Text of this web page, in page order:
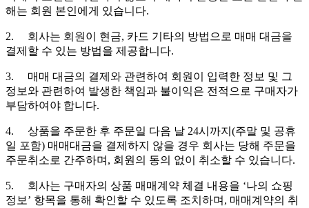
해는 회원 본인에게 있습니다.
2. 회사는 회원이 현금, 카드 기타의 방법으로 매매 대금을
결제할 수 있는 방법을 제공합니다.
3. 매매 대금의 결제와 관련하여 회원이 입력한 정보 및 그
정보와 관련하여 발생한 책임과 불이익은 전적으로 구매자가
부담하여야 합니다.
4. 상품을 주문한 후 주문일 다음 날 24시까지(주말 및 공휴
일 포함) 매매대금을 결제하지 않을 경우 회사는 당해 주문을
주문취소로 간주하며, 회원의 동의 없이 취소할 수 있습니다.
5. 회사는 구매자의 상품 매매계약 체결 내용을 ‘나의 쇼핑
정보’ 항목을 통해 확인할 수 있도록 조치하며, 매매계약의 취